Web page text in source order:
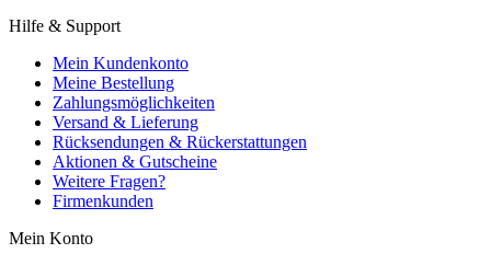
Hilfe & Support
Mein Kundenkonto
Meine Bestellung
Zahlungsmöglichkeiten
Versand & Lieferung
Rücksendungen & Rückerstattungen
Aktionen & Gutscheine
Weitere Fragen?
Firmenkunden
Mein Konto